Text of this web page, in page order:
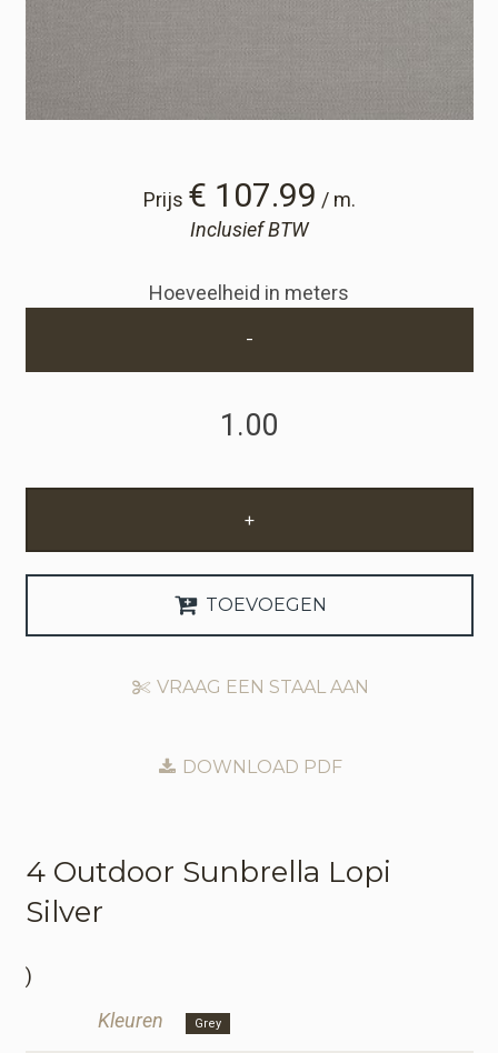
Prijs € 107.99 / m.
Inclusief BTW
Hoeveelheid in meters
-
+
TOEVOEGEN
VRAAG EEN STAAL AAN
DOWNLOAD PDF
4 Outdoor Sunbrella Lopi
Silver
)
Kleuren
Grey
Winkelwagen
Staalaanvraag
Zakelijke Account Aanvragen